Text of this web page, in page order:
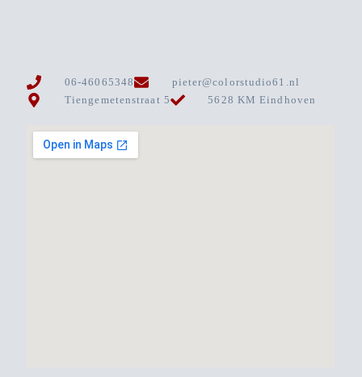
06-46065348
pieter@colorstudio61.nl
Tiengemetenstraat 5
5628 KM Eindhoven